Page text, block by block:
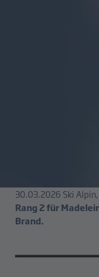
30.03.2026 Ski
Rang 2 für
Brand.